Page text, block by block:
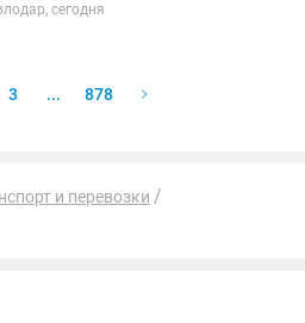
Присоединяйся и
сегодня
3 ... 878
и перевозки